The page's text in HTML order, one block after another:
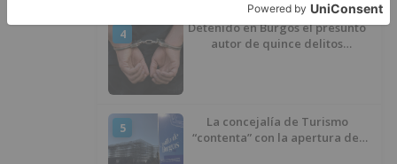
4
Detenido en Burgos el presunto
autor de quince delitos
5
La concejalía de Turismo
“contenta” con la apertura del